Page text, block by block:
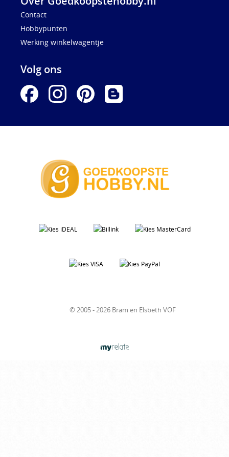
Contact
Hobbypunten
Werking winkelwagentje
Volg ons
© 2005 - 2026 Bram en Elsbeth VOF